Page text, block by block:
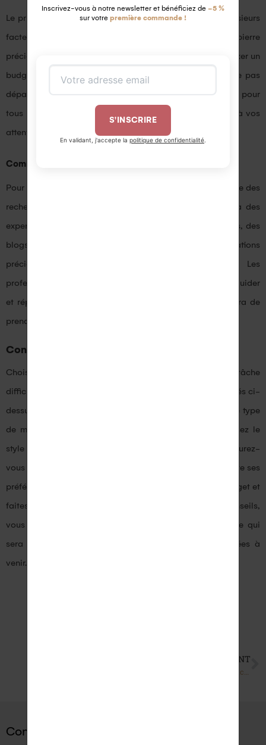
Le prix d’une bague pour femme varie en fonction de plusieurs
facteurs, tels que le type de métal, la taille de la pierre
précieuse et la qualité de l’artisanat. Il est important de fixer un
budget avant de commencer votre recherche, afin de ne pas
dépasser vos moyens. Il existe des options disponibles pour
tous les budgets, il suffit de trouver celle qui correspond à vos
attentes.
Comment puis-je être sûr de faire le bon choix ?
Pour être sûr de faire le bon choix, il est important de faire des
recherches approfondies et de demander des conseils à des
experts en bijouterie. Consultez des sites web spécialisés, des
blogs et visitez des bijouteries pour obtenir des informations
précieuses sur les différentes options disponibles. Les
professionnels de la bijouterie pourront également vous guider
et répondre à toutes vos questions, ce qui vous permettra de
prendre une décision éclairée.
Conclusion
Choisir une bague pour femme peut sembler une tâche
difficile, mais en prenant en compte les aspects mentionnés ci-
dessus, vous pouvez faire un choix éclairé. Déterminez le type
de métal qui convient le mieux à vos besoins, choisissez le
style qui correspond à la personnalité de la femme, assurez-
vous de choisir la bonne taille de bague, prenez en compte ses
préférences en matière de pierres précieuses, fixez un budget et
faites des recherches approfondies. En suivant ces conseils,
vous serez en mesure de choisir une bague pour femme qui
sera appréciée et chérie pendant de nombreuses années à
venir.
SUIVANT
Conseils similaires
Inscrivez-vous à notre newsletter et bénéficiez de -5 %
sur votre première commande !
S'INSCRIRE
En validant, j'accepte la politique de confidentialité.